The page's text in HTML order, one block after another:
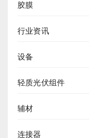
胶膜
行业资讯
设备
轻质光伏组件
辅材
连接器